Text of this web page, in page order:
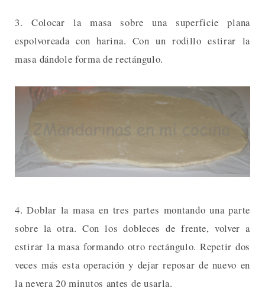
3. Colocar la masa sobre una superficie plana
espolvoreada con harina. Con un rodillo estirar la
masa dándole forma de rectángulo.
4. Doblar la masa en tres partes montando una parte
sobre la otra. Con los dobleces de frente, volver a
estirar la masa formando otro rectángulo. Repetir dos
veces más esta operación y dejar reposar de nuevo en
la nevera 20 minutos antes de usarla.